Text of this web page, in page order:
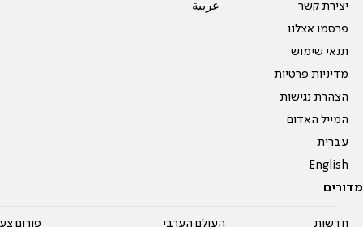
יצירת קשר
פרסמו אצלנו
תנאי שימוש
מדיניות פרטיות
הצהרת נגישות
המייל האדום
עברית
English
عربية
מדורים
חדשות העולם הערבי פורום